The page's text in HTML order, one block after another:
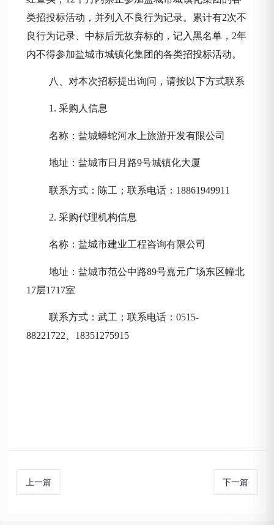
类招投标活动，并列入不良行为记录。累计有2次不
良行为记录、中标后无故弃标的，记入黑名单，2年
内不得参加盐城市城镇化集团 的各类招投标活动。
八 、对本次招标提出询问，请按以下方式联系
1. 采购人信息
名称：盐城蟒蛇河水上旅游开发有限公司
地址：盐城市日月路9号城镇化大厦
联系方式：陈工；联系电话： 18861949911
2. 采购代理机构信息
名称：盐城市建业工程咨询有限公司
地址：盐城市范公中路89号嘉元广场东区幢北
17层1717室
联系方式：武工 ；联系电话：0515-
88221722、18351275915
上一篇 下一篇